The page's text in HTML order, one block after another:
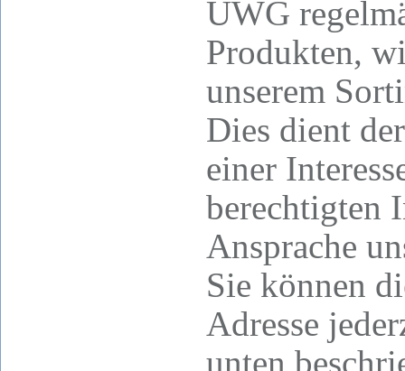
UWG
Produkten,
unserem
Dies dient
einer
berechtigten
Ansprache
Sie können
Adresse
unten